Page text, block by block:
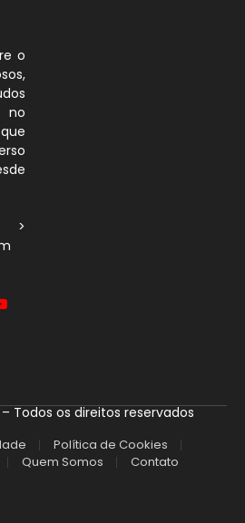
o
>
Todos os direitos reservados
Política de Cookies
Quem Somos Contato